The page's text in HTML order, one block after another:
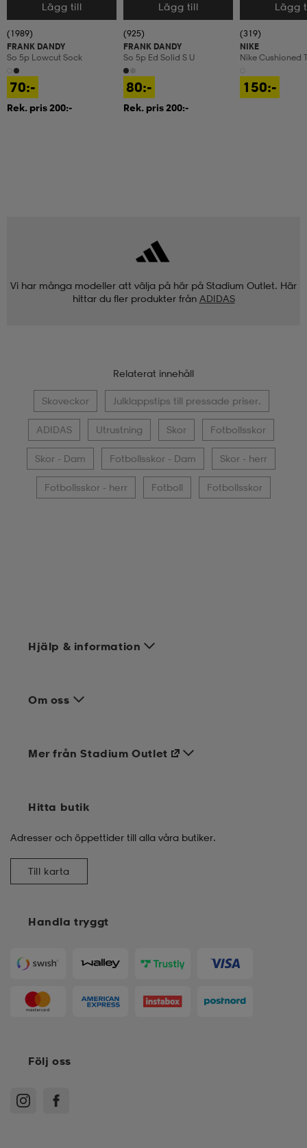
Välj storlek
Lägg till
(1989)
FRANK DANDY
So 5p Lowcut Sock
70:-
Rek. pris 200:-
Välj storlek
Lägg till
(925)
FRANK DANDY
So 5p Ed Solid S U
80:-
Rek. pris 200:-
Välj storlek
Lägg
(319)
NIKE
Nike Cushioned
150:-
Vi har många modeller att välja på här på Stadium Outlet. Här
hittar du fler produkter från ADIDAS
Relaterat innehåll
Skoveckor Julklappstips till pressade priser.
ADIDAS Utrustning Skor Fotbollsskor
Skor - Dam Fotbollsskor - Dam Skor - herr
Fotbollsskor - herr Fotboll Fotbollsskor
Hjälp & information
Om oss
Handla tryggt
Mer från Stadium Outlet
Hitta butik
Adresser och öppettider till alla våra butiker.
Till karta
Följ oss